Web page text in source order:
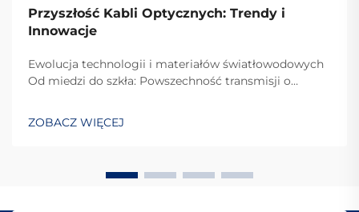
Przyszłość Kabli Optycznych: Trendy i
Innowacje
Ewolucja technologii i materiałów światłowodowych
Od miedzi do szkła: Powszechność transmisji o
szybkość przesyłania informacji. Dawniej większość
ZOBACZ WIĘCEJ